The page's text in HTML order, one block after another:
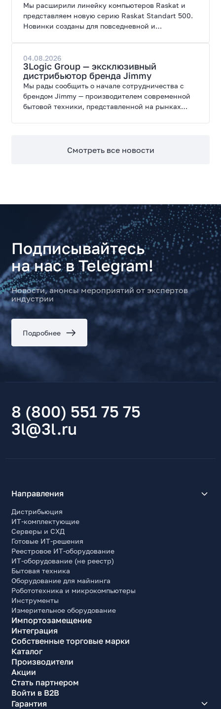
Мы расширили линейку компьютеров Raskat и
представляем новую серию Raskat Standart 500.
Новинки созданы для повседневной и
широкие возможности модернизации.
04.08.2026
3Logic Group — эксклюзивный
дистрибьютор бренда Jimmy
Мы рады сообщить о начале сотрудничества с
брендом Jimmy — производителем современной
бытовой техники, представленной на рынках
Смотреть все новости
Подписывайтесь
на нас в Telegram!
Новости, анонсы мероприятий от экспертов
индустрии
Подробнее
8 (800) 551 75 75
3l@3l.ru
Направления
Дистрибьюция
ИТ-комплектующие
Серверы и СХД
Готовые ИТ-решения
Реестровое ИТ-оборудование
ИТ-оборудование (не реестр)
Бытовая техника
Оборудование для майнинга
Робототехника и микрокомпьютеры
Инструменты
Измерительное оборудование
Импортозамещение
Интеграция
Собственные торговые марки
Каталог
Производители
Акции
Стать партнером
Войти в B2B
Гарантия